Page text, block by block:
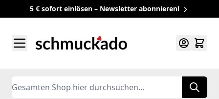
5 € sofort einlösen – Newsletter abonnieren!
Search